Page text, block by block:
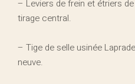
– Leviers de frein et étriers
tirage central.
– Tige de selle usinée
neuve.